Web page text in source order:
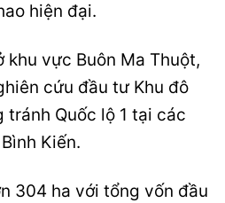
hiện đại.
khu vực Buôn Ma Thuột,
cứu đầu tư Khu đô
Quốc lộ 1 tại các
Kiến.
304 ha với tổng vốn đầu